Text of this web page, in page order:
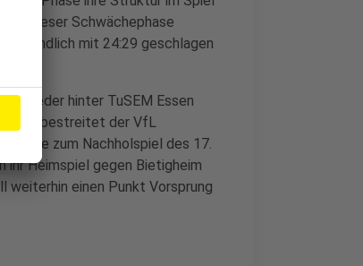
dieser Schwächephase
mit 24:29 geschlagen
wieder hinter TuSEM Essen
bestreitet der VfL
zum Nachholspiel des 17.
ihr Heimspiel gegen Bietigheim
weiterhin einen Punkt Vorsprung